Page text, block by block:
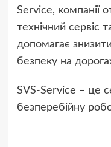
Service, компанії
технічний сервіс
допомагає
безпеку на
SVS-Service – це
безперебійну